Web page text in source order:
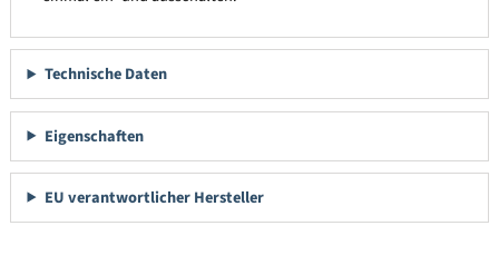
Technische Daten
Eigenschaften
EU verantwortlicher Hersteller